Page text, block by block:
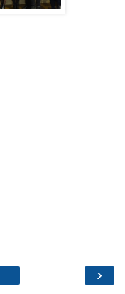
›